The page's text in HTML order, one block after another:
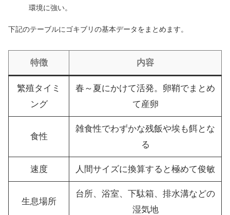
環境に強い。
下記のテーブルにゴキブリの基本データをまとめます。
特徴 内容
繁殖タイミ
ング
春～夏にかけて活発。卵鞘でまとめ
て産卵
食性
雑食性でわずかな残飯や埃も餌とな
る
速度 人間サイズに換算すると極めて俊敏
生息場所
台所、浴室、下駄箱、排水溝などの
湿気地